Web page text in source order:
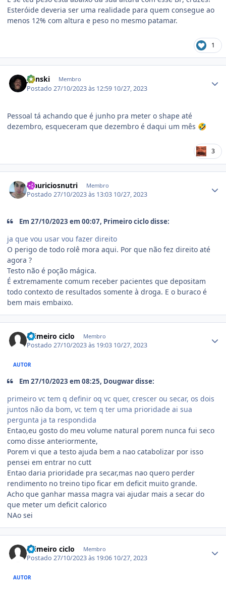
Esteróide deveria ser uma realidade para quem consegue ao
menos 12% com altura e peso no mesmo patamar.
1
Jlanski Membro
Postado27/10/2023 às 12:59 10/27, 2023
Pessoal tá achando que é junho pra meter o shape até
dezembro, esqueceram que dezembro é daqui um mês 🤣
3
Mauriciosnutri Membro
Postado27/10/2023 às 13:03 10/27, 2023
Em 27/10/2023 em 00:07, Primeiro ciclo disse:
ja que vou usar vou fazer direito
O perigo de todo rolê mora aqui. Por que não fez direito até
agora ?
Testo não é poção mágica.
É extremamente comum receber pacientes que depositam
todo contexto de resultados somente à droga. E o buraco é
bem mais embaixo.
Primeiro ciclo Membro
Postado27/10/2023 às 19:03 10/27, 2023
AUTOR
Em 27/10/2023 em 08:25, Dougwar disse:
primeiro vc tem q definir oq vc quer, crescer ou secar, os dois
juntos não da bom, vc tem q ter uma prioridade ai sua
pergunta ja ta respondida
Entao,eu gosto do meu volume natural porem nunca fui seco
como disse anteriormente,
Porem vi que a testo ajuda bem a nao catabolizar por isso
pensei em entrar no cutt
Entao daria prioridade pra secar,mas nao quero perder
rendimento no treino tipo ficar em deficit muito grande.
Acho que ganhar massa magra vai ajudar mais a secar do
que meter um deficit calorico
NAo sei
Primeiro ciclo Membro
Postado27/10/2023 às 19:06 10/27, 2023
AUTOR